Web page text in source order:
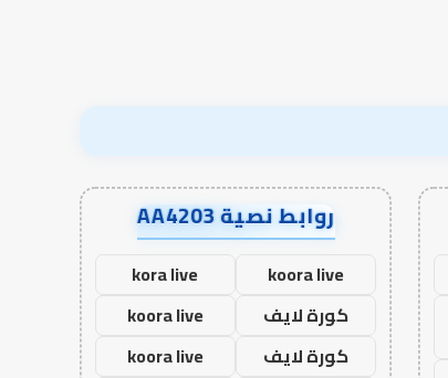
روابط نصية AA4203
koora live
kora live
كورة لايف
koora live
كورة لايف
koora live